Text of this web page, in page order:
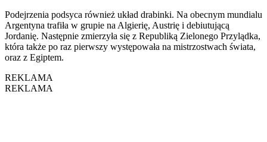
Podejrzenia podsyca również układ drabinki. Na obecnym mundialu
Argentyna trafiła w grupie na Algierię, Austrię i debiutującą
Jordanię. Następnie zmierzyła się z Republiką Zielonego Przylądka,
która także po raz pierwszy występowała na mistrzostwach świata,
oraz z Egiptem.
REKLAMA
REKLAMA